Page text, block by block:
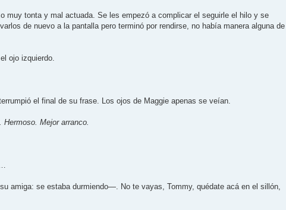
muy tonta y mal actuada. Se les empezó a complicar el seguirle el hilo y se
de nuevo a la pantalla pero terminó por rendirse, no había manera alguna de
ojo izquierdo.
el final de su frase. Los ojos de Maggie apenas se veían.
Mejor arranco.
se estaba durmiendo—. No te vayas, Tommy, quédate acá en el sillón,